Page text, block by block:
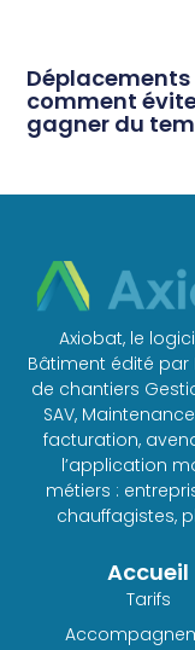
Déplacements
comment
gagner du
Axiobat, le
Bâtiment édité par
de chantiers
SAV,
facturation,
l’application
métiers :
chauffagistes,
Accueil
Tarifs